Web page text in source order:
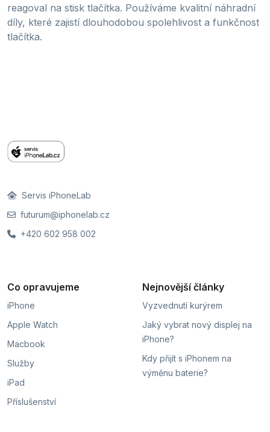
reagoval na stisk tlačítka. Používáme kvalitní náhradní
díly, které zajistí dlouhodobou spolehlivost a funkčnost
tlačítka.
Servis iPhoneLab
futurum@iphonelab.cz
+420 602 958 002
Co opravujeme
iPhone
Apple Watch
Macbook
Služby
iPad
Příslušenství
Nejnovější články
Vyzvednutí kurýrem
Jaký vybrat nový displej na
iPhone?
Kdy přijít s iPhonem na
výměnu baterie?